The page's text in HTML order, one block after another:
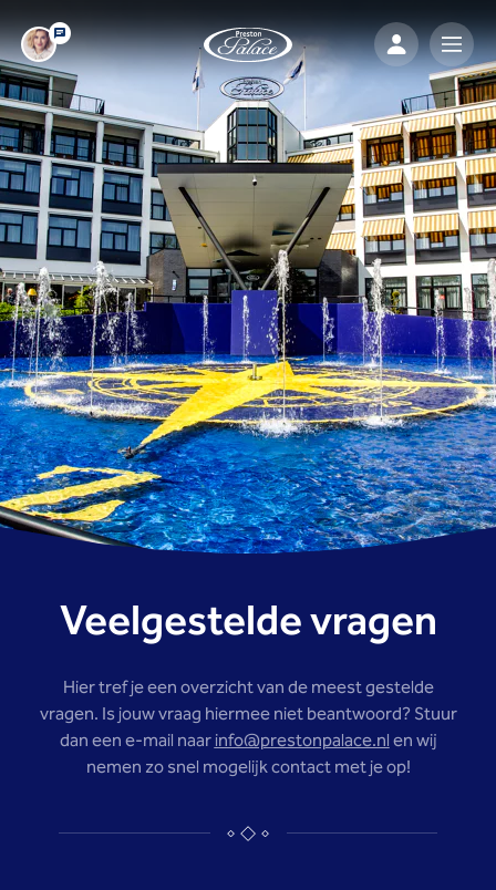
Veelgestelde vragen
Hier tref je een overzicht van de meest gestelde
vragen. Is jouw vraag hiermee niet beantwoord? Stuur
dan een e-mail naarinfo@prestonpalace.nlen wij
nemen zo snel mogelijk contact met je op!